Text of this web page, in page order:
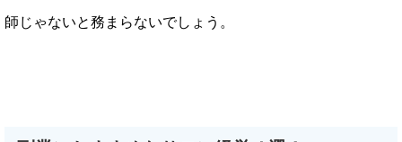
師じゃないと務まらないでしょう。